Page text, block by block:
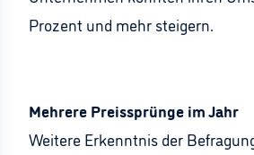
Prozent und mehr steigern.
Mehrere Preissprünge im Jahr
Weitere Erkenntnis der